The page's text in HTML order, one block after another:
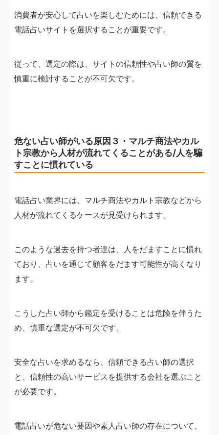
消費者が安心して占いを楽しむためには、信頼できる
電話占いサイトを選択することが重要です。
従って、選定の際は、サイトの信頼性や占い師の質を
慎重に検討することが不可欠です。
危ない占い師がいる原因３・マルチ商法やカル
ト宗教から人材が流れてくることがある/人を騙
すことに慣れている
電話占い業界には、マルチ商法やカルト宗教などから
人材が流れてくるケースが見受けられます。
このような過去を持つ者達は、人をだますことに慣れ
ており、占いを通じて顧客をだます可能性が高くなり
ます。
こうした占い師から鑑定を受けることは危険を伴うた
め、慎重な選定が不可欠です。
安全な占いを求めるなら、信頼できる占い師の選択
と、信頼性の高いサービスを提供する会社を選ぶこと
が必要です。
電話占いが危ない要因や素人占い師の存在について、